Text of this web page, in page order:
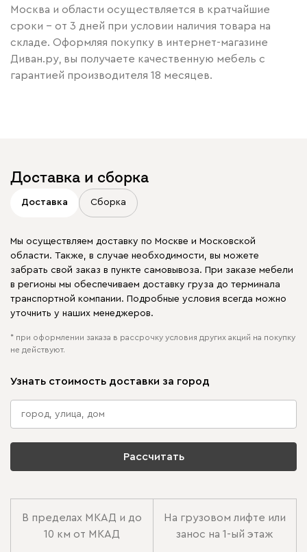
Москва и области осуществляется в кратчайшие
сроки – от 3 дней при условии наличия товара на
складе. Оформляя покупку в интернет-магазине
Диван.ру, вы получаете качественную мебель с
гарантией производителя 18 месяцев.
Доставка и сборка
Доставка Сборка
Мы осуществляем доставку по Москве и Московской
области. Также, в случае необходимости, вы можете
забрать свой заказ в пункте самовывоза. При заказе мебели
в регионы мы обеспечиваем доставку груза до терминала
транспортной компании. Подробные условия всегда можно
уточнить у наших менеджеров.
* при оформлении заказа в рассрочку условия других акций на покупку
не действуют.
Узнать стоимость доставки за город
Рассчитать
В пределах МКАД и до
10 км от МКАД
На грузовом лифте или
занос на 1-ый этаж